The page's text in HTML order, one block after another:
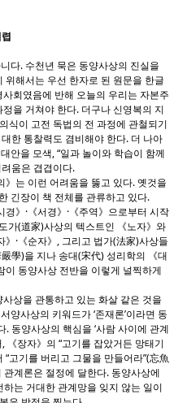
다. 수천년 묵은 동양사상의 진실을
해서는 우선 한자로 된 원문을 한글
회였음에 반해 오늘의 우리는 자본주
을 거쳐야 한다. 더구나 신영복의 지
식이 고전 독법의 전 과정에 관철되기
한 통찰력도 겸비해야 한다. 더 나아
안을 모색, “일과 놀이와 학습이 함께
움은 겹겹이다.
는 이런 어려움을 뚫고 있다. 옛것을
긴장이 책 전체를 관류하고 있다.
경》·《서경》·《주역》으로부터 시작
가(道家)사상의 텍스트인 《노자》와
》·《순자》, 그리고 법가(法家)사상들
學)을 지나 송대(宋代) 성리학의 《대
이 동양사상 전반을 이렇게 널찍하게
상을 관통하고 있는 화살 같은 것을
양사상의 키워드가 ‘존재론’이라면 동
. 동양사상의 핵심을 ‘사람 사이에 관계
《장자》의 “고기를 잡았거든 망태기
고기를 버리고 그물을 만들어라”(忘魚
계론은 절정에 달한다. 동양사상에
하는 거대한 관계망을 잊지 않는 일이